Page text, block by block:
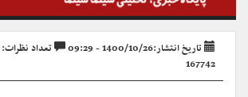
تاریخ انتشار:1400/10/26 - 09:29 تعداد نظرات: ۰ نظر
167742